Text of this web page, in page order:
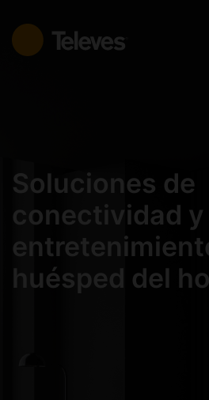
Soluciones de
conectividad y
huésped del